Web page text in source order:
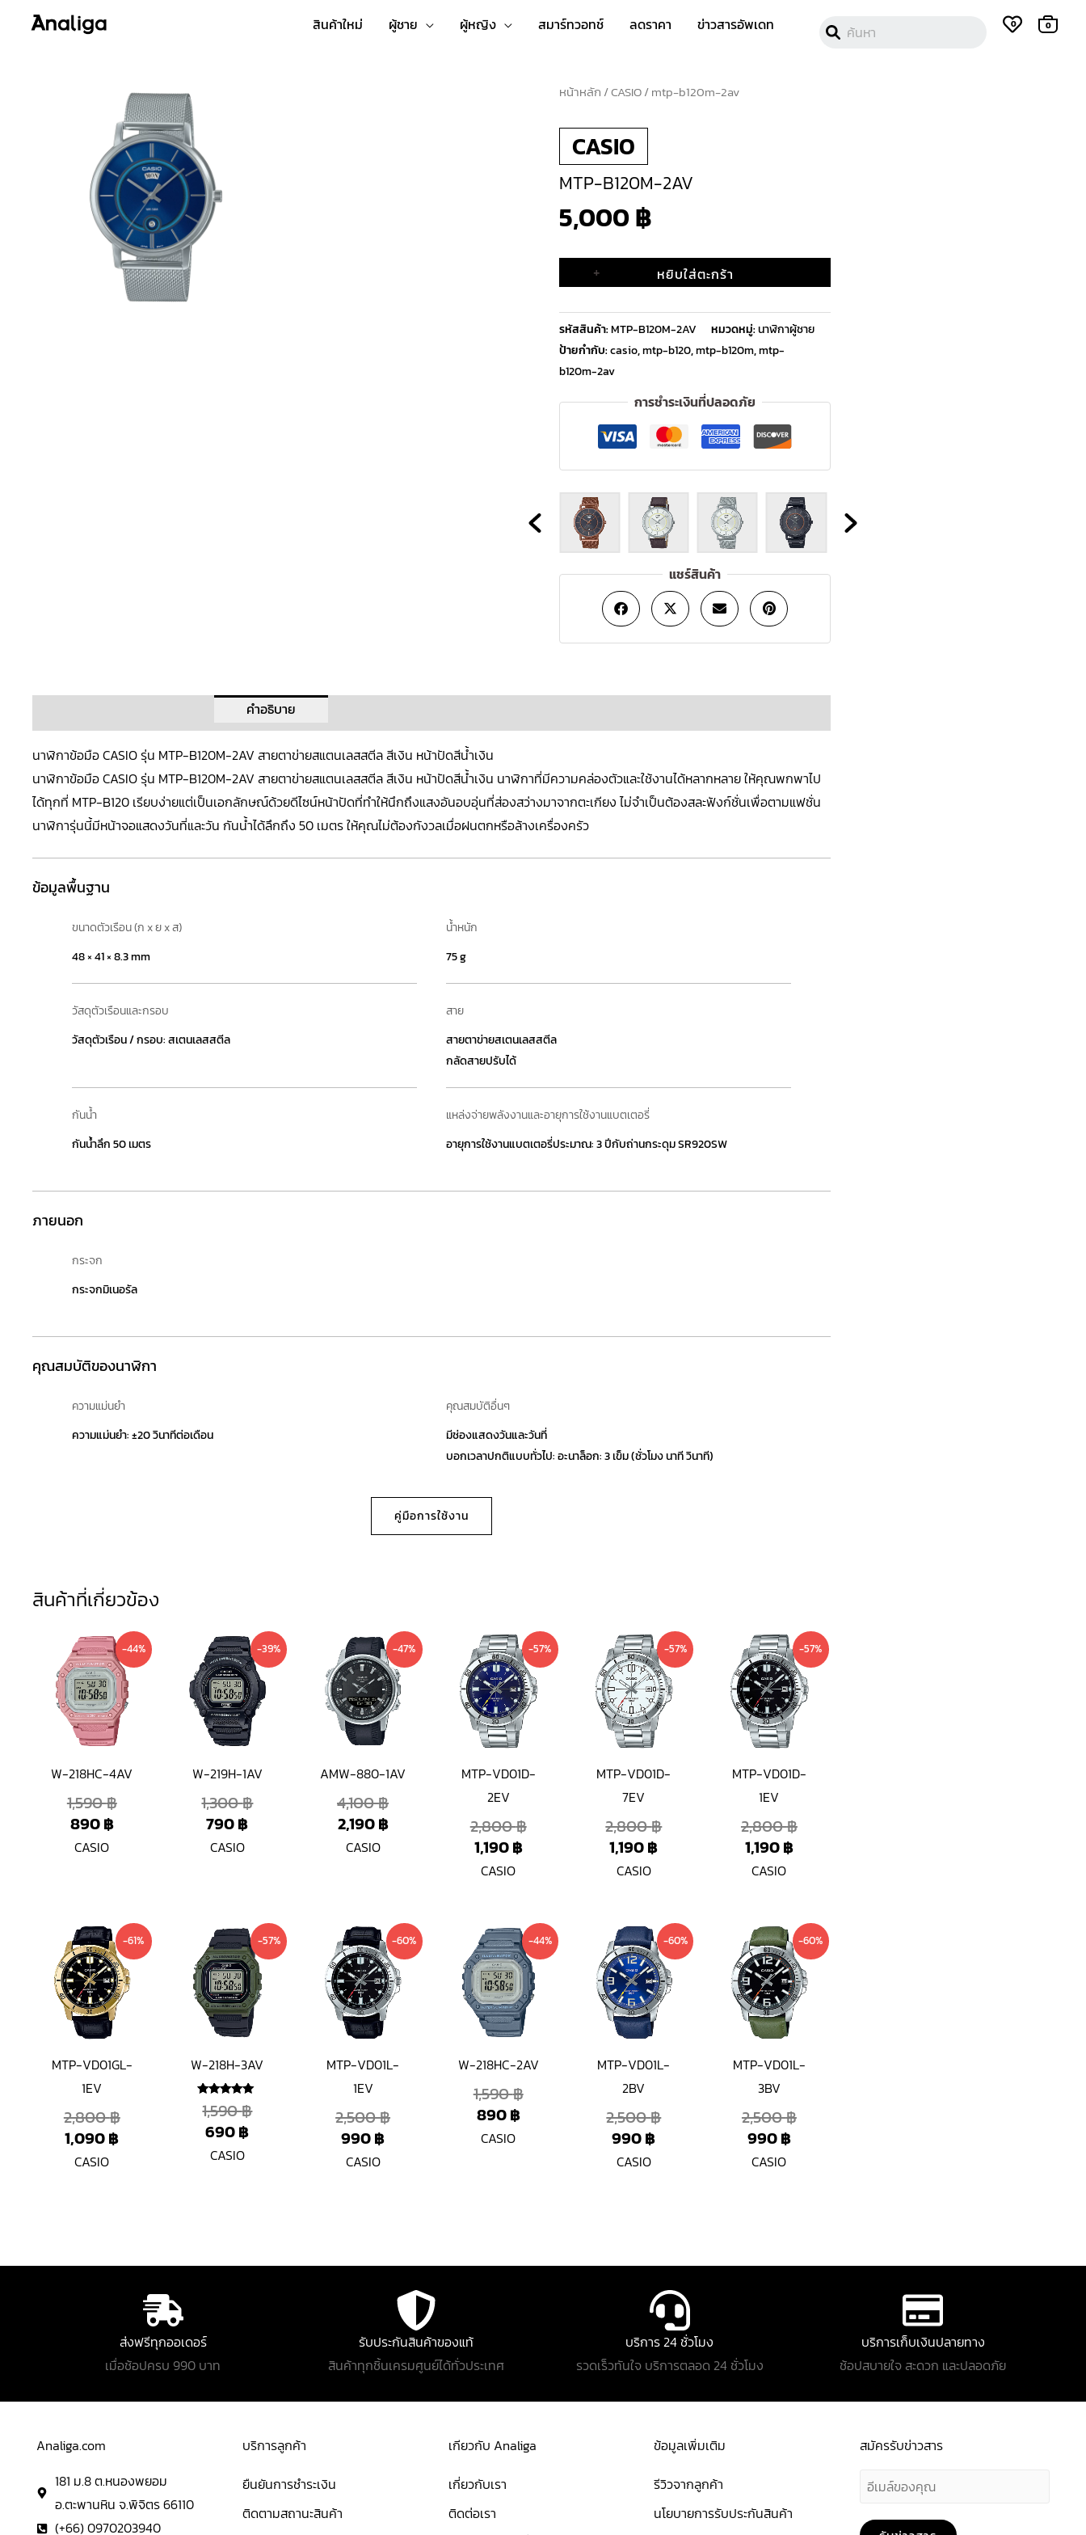
ลงชื่อเข้าใช้
สินค้าใหม่ ผู้ชาย ผู้หญิง สมาร์ทวอทช์ ลดราคา ข่าวสารอัพเดท 0 0
หน้าหลัก /CASIO/ mtp-b120m-2av
CASIO
MTP-B120M-2AV
5,000฿
จำนวน
b120m-
2av
ชิ้น
+ หยิบใส่ตะกร้า
รหัสสินค้า:MTP-B120M-2AV หมวดหมู่:นาฬิกาผู้ชาย
ป้ายกำกับ:casio,mtp-b120,mtp-b120m,mtp-
b120m-2av
การชำระเงินที่ปลอดภัย
แชร์สินค้า
คำอธิบาย
นาฬิกาข้อมือ CASIO รุ่น MTP-B120M-2AV สายตาข่ายสแตนเลสสตีล สีเงิน หน้าปัดสีน้ำเงิน
นาฬิกาข้อมือCASIOรุ่น MTP-B120M-2AV สายตาข่ายสแตนเลสสตีล สีเงิน หน้าปัดสีน้ำเงิน นาฬิกาที่มีความคล่องตัวและใช้งานได้หลากหลาย ให้คุณพกพาไป
ได้ทุกที่ MTP-B120 เรียบง่ายแต่เป็นเอกลักษณ์ด้วยดีไซน์หน้าปัดที่ทำให้นึกถึงแสงอันอบอุ่นที่ส่องสว่างมาจากตะเกียง ไม่จำเป็นต้องสละฟังก์ชั่นเพื่อตามแฟชั่น
นาฬิการุ่นนี้มีหน้าจอแสดงวันที่และวัน กันน้ำได้ลึกถึง 50 เมตร ให้คุณไม่ต้องกังวลเมื่อฝนตกหรือล้างเครื่องครัว
ข้อมูลพื้นฐาน
ขนาดตัวเรือน (ก x ย x ส)
48 × 41 × 8.3 mm
น้ำหนัก
75 g
วัสดุตัวเรือนและกรอบ
วัสดุตัวเรือน / กรอบ: สเตนเลสสตีล
สาย
สายตาข่ายสเตนเลสสตีล
กลัดสายปรับได้
กันน้ำ
กันน้ำลึก 50 เมตร
แหล่งจ่ายพลังงานและอายุการใช้งานแบตเตอรี่
อายุการใช้งานแบตเตอรี่ประมาณ: 3 ปีกับถ่านกระดุม SR920SW
ภายนอก
กระจก
กระจกมิเนอรัล
คุณสมบัติของนาฬิกา
ความแม่นยำ
ความแม่นยำ: ±20 วินาทีต่อเดือน
คุณสมบัติอื่นๆ
มีช่องแสดงวันและวันที่
บอกเวลาปกติแบบทั่วไป: อะนาล็อก: 3 เข็ม (ชั่วโมง นาที วินาที)
คู่มือการใช้งาน
สินค้าที่เกี่ยวข้อง
-44%
W-218HC-4AV
1,590฿
Original
price
was:
1,590 ฿.
890฿
Current
price
is:
890 ฿.
CASIO
-39%
W-219H-1AV
1,300฿
Original
price
was:
1,300 ฿.
790฿
Current
price
is:
790 ฿.
CASIO
-47%
AMW-880-1AV
4,100฿
Original
price
was:
4,100 ฿.
2,190฿
Current
price
is:
2,190 ฿.
CASIO
-57%
MTP-VD01D-
2EV
2,800฿
Original
price
was:
2,800 ฿.
1,190฿
Current
price
is:
1,190 ฿.
CASIO
-57%
MTP-VD01D-
7EV
2,800฿
Original
price
was:
2,800 ฿.
1,190฿
Current
price
is:
1,190 ฿.
CASIO
-57%
MTP-VD01D-
1EV
2,800฿
Original
price
was:
2,800 ฿.
1,190฿
Current
price
is:
1,190 ฿.
CASIO
-61%
MTP-VD01GL-
1EV
2,800฿
Original
price
was:
2,800 ฿.
1,090฿
Current
price
is:
1,090 ฿.
CASIO
-57%
W-218H-3AV
ให้คะแนน
5.00
ตั้งแต่ 1-5
คะแนน
1,590฿
Original
price
was:
1,590 ฿.
690฿
Current
price
is:
690 ฿.
CASIO
-60%
MTP-VD01L-
1EV
2,500฿
Original
price
was:
2,500 ฿.
990฿
Current
price
is:
990 ฿.
CASIO
-44%
W-218HC-2AV
1,590฿
Original
price
was:
1,590 ฿.
890฿
Current
price
is:
890 ฿.
CASIO
-60%
MTP-VD01L-
2BV
2,500฿
Original
price
was:
2,500 ฿.
990฿
Current
price
is:
990 ฿.
CASIO
-60%
MTP-VD01L-
3BV
2,500฿
Original
price
was:
2,500 ฿.
990฿
Current
price
is:
990 ฿.
CASIO
ส่งฟรีทุกออเดอร์
เมื่อช้อปครบ 990 บาท
รับประกันสินค้าของแท้
สินค้าทุกชิ้นเครมศูนย์ได้ทั่วประเทศ
บริการ 24 ชั่วโมง
รวดเร็วทันใจ บริการตลอด 24 ชั่วโมง
บริการเก็บเงินปลายทาง
ช้อปสบายใจ สะดวก และปลอดภัย
Analiga.com
181 ม.8 ต.หนองพยอม
อ.ตะพานหิน จ.พิจิตร 66110
(+66) 0970203940
บริการลูกค้า
ยืนยันการชำระเงิน
ติดตามสถานะสินค้า
เกียวกับ Analiga
เกี่ยวกับเรา
ติดต่อเรา
ข้อมูลเพิ่มเติม
รีวิวจากลูกค้า
นโยบายการรับประกันสินค้า
สมัครรับข่าวสาร
a